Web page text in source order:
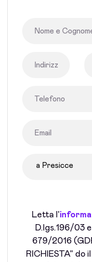
Letta l'
D.lgs.196/03
679/2016
RICHIESTA" do